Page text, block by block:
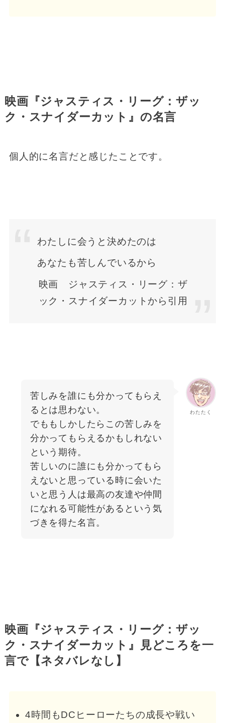
映画『ジャスティス・リーグ：ザッ
ク・スナイダーカット』の名言
個人的に名言だと感じたことです。
わたしに会うと決めたのは
あなたも苦しんでいるから
映画 ジャスティス・リーグ：ザ
ック・スナイダーカットから引用
わたたく
苦しみを誰にも分かってもらえ
るとは思わない。
でももしかしたらこの苦しみを
分かってもらえるかもしれない
という期待。
苦しいのに誰にも分かってもら
えないと思っている時に会いた
いと思う人は最高の友達や仲間
になれる可能性があるという気
づきを得た名言。
映画『ジャスティス・リーグ：ザッ
ク・スナイダーカット』見どころを一
言で【ネタバレなし】
4時間もDCヒーローたちの成長や戦い